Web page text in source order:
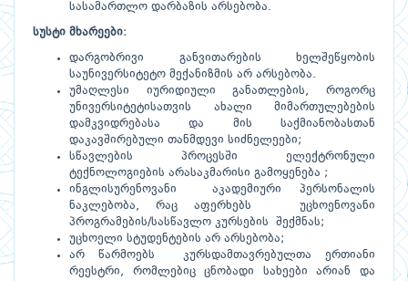
სასამართლო დარბაზის არსებობა.
სუსტი მხარეები:
დარგობრივი განვითარების ხელშეწყობის
საუნივერსიტეტო მექანიზმის არ არსებობა.
უმაღლესი იურიდიული განათლების, როგორც
უნივერსიტეტისათვის ახალი მიმართულებების
დამკვიდრებასა და მის საქმიანობასთან
დაკავშირებული თანმდევი სიძნელეები;
სწავლების პროცესში ელექტრონული
ტექნოლოგიების არასაკმარისი გამოყენება ;
ინგლისურენოვანი აკადემიური პერსონალის
ნაკლებობა, რაც აფერხებს უცხოენოვანი
პროგრამების/სასწავლო კურსების შექმნას;
უცხოელი სტუდენტების არ არსებობა;
არ წარმოებს კურსდამთავრებულთა ერთიანი
რეესტრი, რომლებიც ცნობადი სახეები არიან და